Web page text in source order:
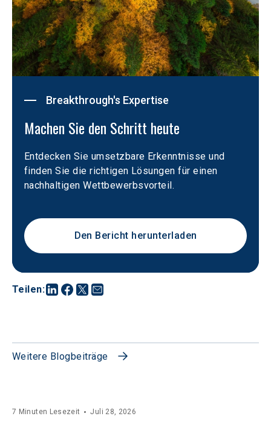
Teilen:
Breakthrough's Expertise
Machen Sie den Schritt heute
Entdecken Sie umsetzbare Erkenntnisse und
finden Sie die richtigen Lösungen für einen
nachhaltigen Wettbewerbsvorteil.
Den Bericht herunterladen
Weitere Blogbeiträge
7 Minuten Lesezeit Juli 28, 2026